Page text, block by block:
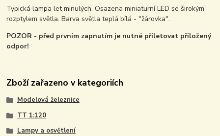
Typická lampa let minulých. Osazena miniaturní LED se širokým
rozptylem světla. Barva světla teplá bílá - "žárovka".
POZOR - před prvním zapnutím je nutné přiletovat přiložený
odpor!
Zboží zařazeno v kategoriích
Modelová železnice
TT 1:120
Lampy a osvětlení